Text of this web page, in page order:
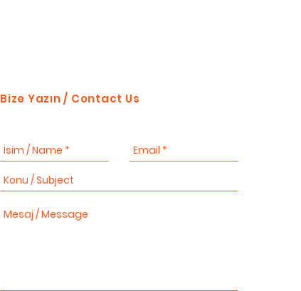
Bize Yazın / Contact Us